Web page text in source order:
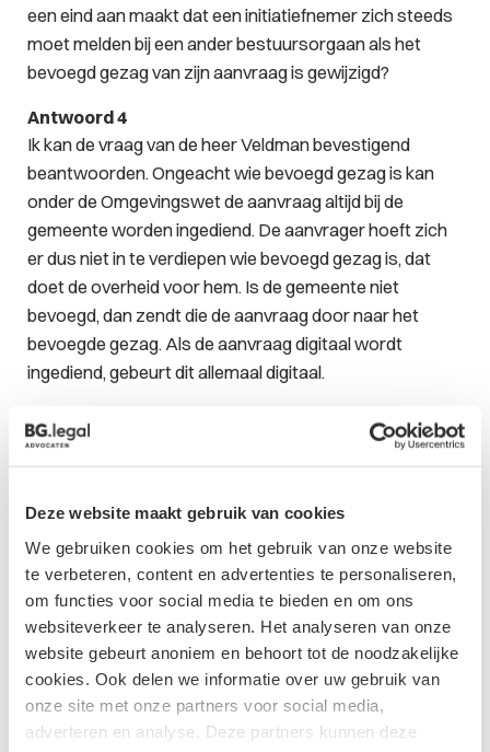
Deze website maakt gebruik van cookies
We gebruiken cookies om het gebruik van onze website
te verbeteren, content en advertenties te personaliseren,
om functies voor social media te bieden en om ons
websiteverkeer te analyseren. Het analyseren van onze
website gebeurt anoniem en behoort tot de noodzakelijke
cookies. Ook delen we informatie over uw gebruik van
onze site met onze partners voor social media,
adverteren en analyse. Deze partners kunnen deze
een eind aan maakt dat een initiatiefnemer zich steeds
moet melden bij een ander bestuursorgaan als het
bevoegd gezag van zijn aanvraag is gewijzigd?
Antwoord 4
Ik kan de vraag van de heer Veldman bevestigend
beantwoorden. Ongeacht wie bevoegd gezag is kan
onder de Omgevingswet de aanvraag altijd bij de
gemeente worden ingediend. De aanvrager hoeft zich
er dus niet in te verdiepen wie bevoegd gezag is, dat
doet de overheid voor hem. Is de gemeente niet
bevoegd, dan zendt die de aanvraag door naar het
bevoegde gezag. Als de aanvraag digitaal wordt
ingediend, gebeurt dit allemaal digitaal.
Hoe werken de beginselen via de omgevingvisie door in
het verdere beleid?
Antwoord 5
Bestuursorganen houden bij het toepassen van
bevoegdheden rekening met eerder vastgesteld beleid.
Dat volgt uit de algemene beginselen van behoorlijk
bestuur. Het beleid in een omgevingsvisie vormt
daarmee een kader voor het vaststellen van meer
concrete beleidsvoornemens die worden opgenomen
in andere beleidsdocumenten, zoals programma’s. Het
beleid in omgevingsvisies en programma’s vormt een